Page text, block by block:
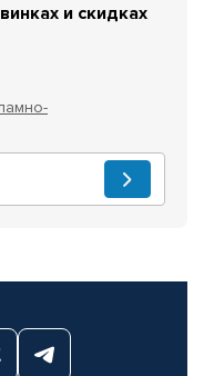
и скидках